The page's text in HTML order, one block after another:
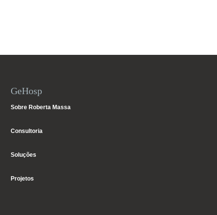
GeHosp
Sobre Roberta Massa
Consultoria
Soluções
Projetos